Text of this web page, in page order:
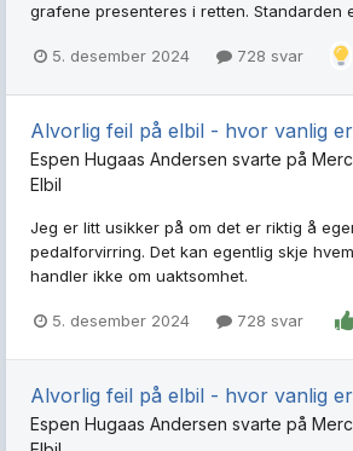
grafene presenteres i retten. Standarden
5. desember 2024 728 svar
Alvorlig feil på elbil - hvor vanlig
Espen Hugaas Andersen svarte på
Elbil
Jeg er litt usikker på om det er riktig å
pedalforvirring. Det kan egentlig skje
handler ikke om uaktsomhet.
5. desember 2024 728 svar
Alvorlig feil på elbil - hvor vanlig
Espen Hugaas Andersen svarte på